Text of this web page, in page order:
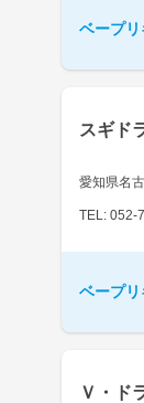
ベープ
スギド
愛知県名
TEL: 052-
ベープ
Ｖ・ド